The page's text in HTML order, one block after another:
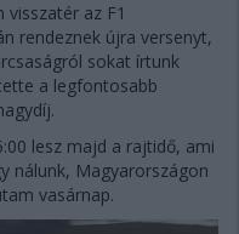
az F1
rendeznek újra versenyt,
sokat írtunk
a legfontosabb
lesz majd a rajtidő, ami
nálunk, Magyarországon
vasárnap.